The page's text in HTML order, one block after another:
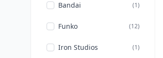
Bandai (1)
Funko (12)
Iron Studios (1)